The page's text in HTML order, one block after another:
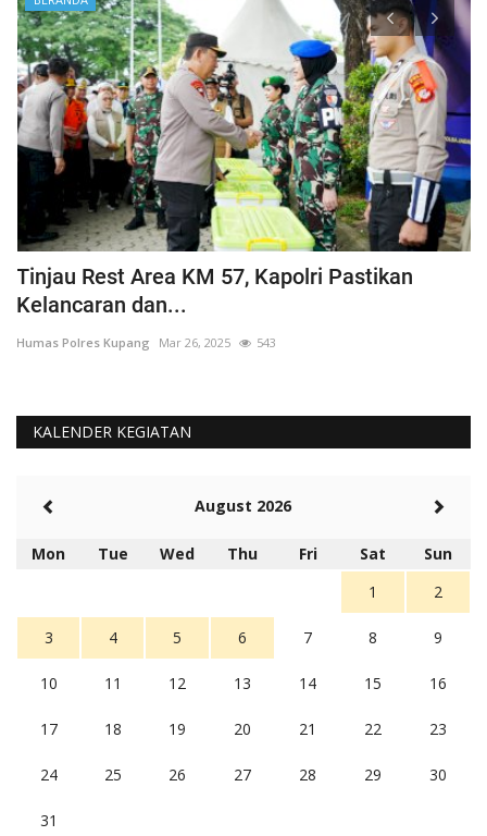
Tinjau Rest Area KM 57, Kapolri Pastikan
Kelancaran dan...
Humas Polres Kupang Mar 26, 2025 543
KALENDER KEGIATAN
August 2026
Mon Tue Wed Thu Fri Sat
Sun
1
2
3 4 5 6 7 8 9
10 11 12 13 14 15 16
17 18 19 20 21 22 23
24 25 26 27 28 29 30
31